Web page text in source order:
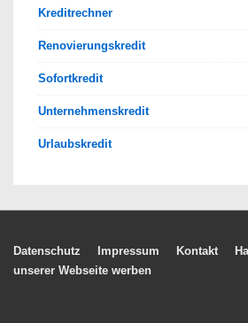
Kreditrechner
Renovierungskredit
Sofortkredit
Unternehmenskredit
Urlaubskredit
Footer-
Datenschutz Impressum Kontakt
unserer Webseite werben